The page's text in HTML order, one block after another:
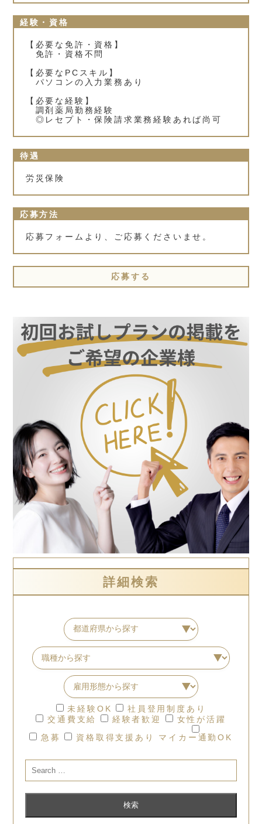
詳細検索
未経験OK
社員登用制度あり
交通費支給
経験者歓迎
女性が活躍
急募
資格取得支援あり マイカー通勤OK
経験・資格
【必要な免許・資格】
免許・資格不問
【必要なPCスキル】
パソコンの入力業務あり
【必要な経験】
調剤薬局勤務経験
◎レセプト・保険請求業務経験あれば尚可
待遇
労災保険
応募方法
応募フォームより、ご応募くださいませ。
応募する